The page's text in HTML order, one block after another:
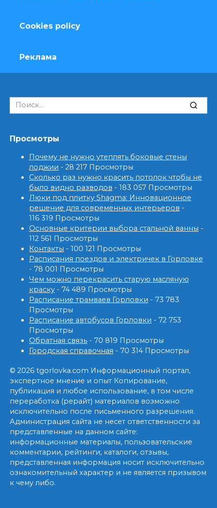
Cookies policy
Реклама
Search
for:
Просмотры
Почему не нужно утеплять боковые стены
лоджии - 28 217 Просмотры
Сколько раз нужно красить потолок чтобы не
было видно разводов - 183 057 Просмотры
Люки под плитку Shagma: Инновационное
решение для современных интерьеров -
116 319 Просмотры
Основные критерии выбора стальной ванны -
112 561 Просмотры
Контакты - 100 121 Просмотры
Расписания поездов и электричек в Горловке
- 78 001 Просмотры
Чем можно перекрасить старую масляную
краску - 74 489 Просмотры
Расписание трамваев Горловки - 73 783
Просмотры
Расписание автобусов Горловки - 72 753
Просмотры
Обратная связь - 70 819 Просмотры
Городская справочная - 70 314 Просмотры
© 2026 tgorlovka.com Информационный портал,
экспертное мнение и опыт Копирование,
публикация и любое использование, в том числе
переработка (рерайт) материалов возможно
исключительно после письменного разрешения.
Администрация сайта не несет ответственности за
представленные на данном сайте:
информационные материалы, пользовательские
комментарии, рейтинги, каталоги, отзывы,
представленная информация носит исключительно
ознакомительный характер и не является призывом
к чему либо.